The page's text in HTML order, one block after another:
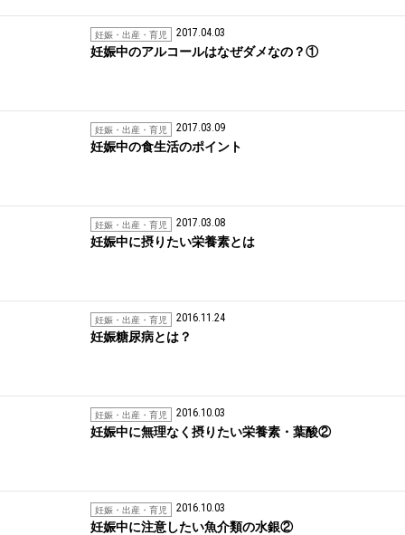
妊娠・出産・育児 2017.04.03
妊娠中のアルコールはなぜダメなの？①
妊娠・出産・育児 2017.03.09
妊娠中の食生活のポイント
妊娠・出産・育児 2017.03.08
妊娠中に摂りたい栄養素とは
妊娠・出産・育児 2016.11.24
妊娠糖尿病とは？
妊娠・出産・育児 2016.10.03
妊娠中に無理なく摂りたい栄養素・葉酸②
妊娠・出産・育児 2016.10.03
妊娠中に注意したい魚介類の水銀②